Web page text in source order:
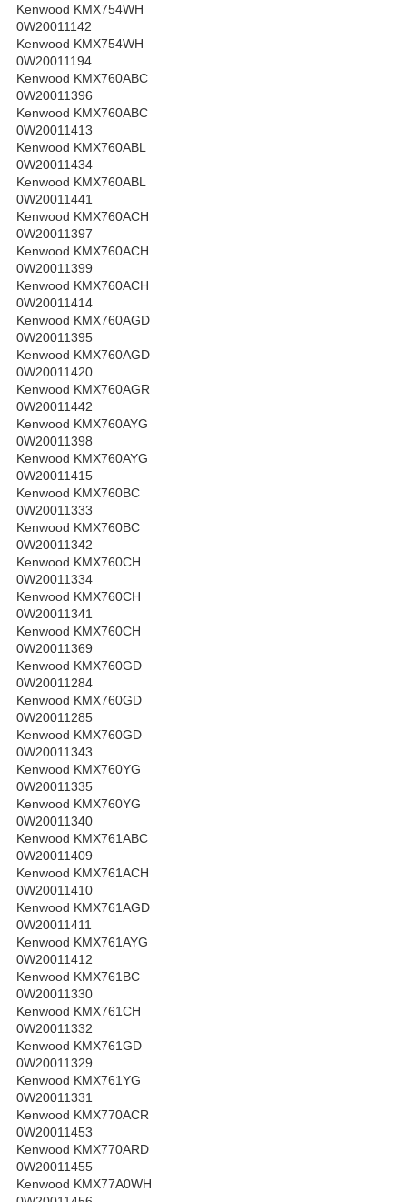
Kenwood KMX754WH
0W20011142
Kenwood KMX754WH
0W20011194
Kenwood KMX760ABC
0W20011396
Kenwood KMX760ABC
0W20011413
Kenwood KMX760ABL
0W20011434
Kenwood KMX760ABL
0W20011441
Kenwood KMX760ACH
0W20011397
Kenwood KMX760ACH
0W20011399
Kenwood KMX760ACH
0W20011414
Kenwood KMX760AGD
0W20011395
Kenwood KMX760AGD
0W20011420
Kenwood KMX760AGR
0W20011442
Kenwood KMX760AYG
0W20011398
Kenwood KMX760AYG
0W20011415
Kenwood KMX760BC
0W20011333
Kenwood KMX760BC
0W20011342
Kenwood KMX760CH
0W20011334
Kenwood KMX760CH
0W20011341
Kenwood KMX760CH
0W20011369
Kenwood KMX760GD
0W20011284
Kenwood KMX760GD
0W20011285
Kenwood KMX760GD
0W20011343
Kenwood KMX760YG
0W20011335
Kenwood KMX760YG
0W20011340
Kenwood KMX761ABC
0W20011409
Kenwood KMX761ACH
0W20011410
Kenwood KMX761AGD
0W20011411
Kenwood KMX761AYG
0W20011412
Kenwood KMX761BC
0W20011330
Kenwood KMX761CH
0W20011332
Kenwood KMX761GD
0W20011329
Kenwood KMX761YG
0W20011331
Kenwood KMX770ACR
0W20011453
Kenwood KMX770ARD
0W20011455
Kenwood KMX77A0WH